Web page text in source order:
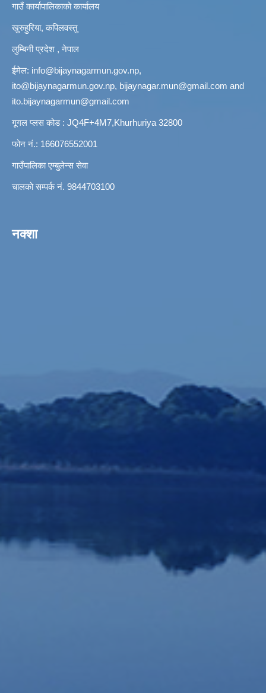
गाउँ कार्यापालिकाको कार्यालय
खुरुहुरिया, कपिलवस्तु
लुम्बिनी प्रदेश , नेपाल
ईमेल: info@bijaynagarmun.gov.np,
ito@bijaynagarmun.gov.np, bijaynagar.mun@gmail.com and
ito.bijaynagarmun@gmail.com
गूगल प्लस कोड : JQ4F+4M7,Khurhuriya 32800
फोन नं.: 166076552001
गाउँपालिका एम्बुलेन्स सेवा
चालको सम्पर्क नं. 9844703100
नक्शा